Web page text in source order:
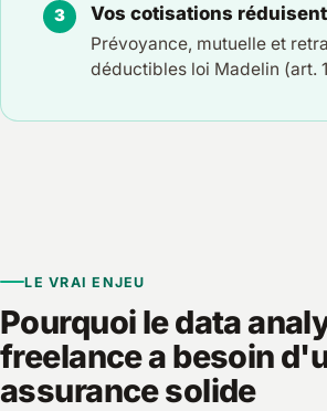
Vos cotisations
Prévoyance, mutuelle et
déductibles loi Madelin (art.
LE VRAI ENJEU
Pourquoi le data
freelance a besoin
assurance solide